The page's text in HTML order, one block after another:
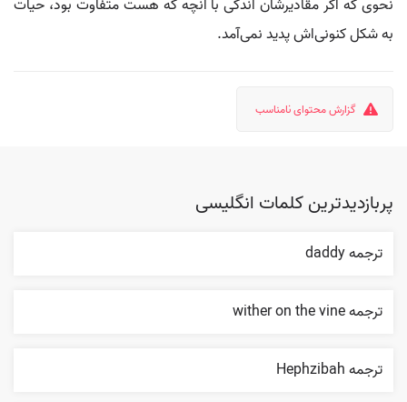
نحوی که اگر مقادیرشان اندکی با آنچه که هست متفاوت بود، حیات
به شکل کنونی‌اش پدید نمی‌آمد.
گزارش محتوای نامناسب
پربازدیدترین کلمات انگلیسی
ترجمه daddy
ترجمه wither on the vine
ترجمه Hephzibah